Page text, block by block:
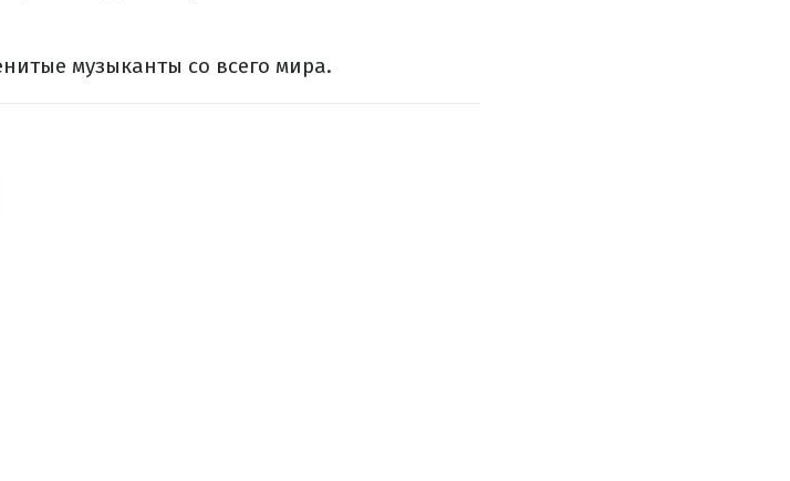
музыканты со всего мира.